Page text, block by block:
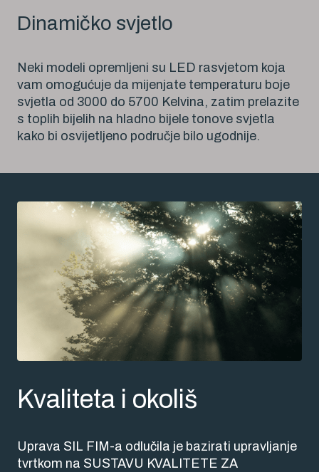
Dinamičko svjetlo
Neki modeli opremljeni su LED rasvjetom koja
vam omogućuje da mijenjate temperaturu boje
svjetla od 3000 do 5700 Kelvina, zatim prelazite
s toplih bijelih na hladno bijele tonove svjetla
kako bi osvijetljeno područje bilo ugodnije.
Kvaliteta i okoliš
Uprava SIL FIM-a odlučila je bazirati upravljanje
tvrtkom na SUSTAVU KVALITETE ZA